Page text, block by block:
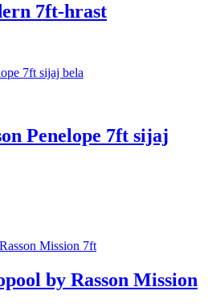
7ft-hrast
Penelope 7ft sijaj
by Rasson Mission